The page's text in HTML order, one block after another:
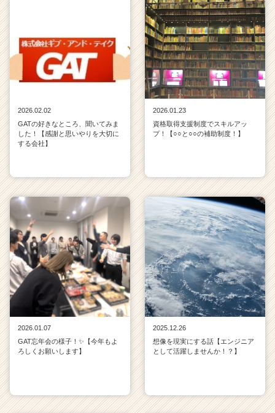
2026.02.02
GATの好きなところ、聞いてみま
した！【感謝と思いやりを大切に
する会社】
2026.01.23
資格取得支援制度でスキルアッ
プ！【○○と○○の補助制度！】
2026.01.07
GAT忘年会の様子！✨【今年もよ
ろしくお願いします】
2025.12.26
想像を現実にする話【エンジニア
として活躍しませんか！？】